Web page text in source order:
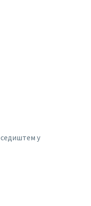
седиштем у